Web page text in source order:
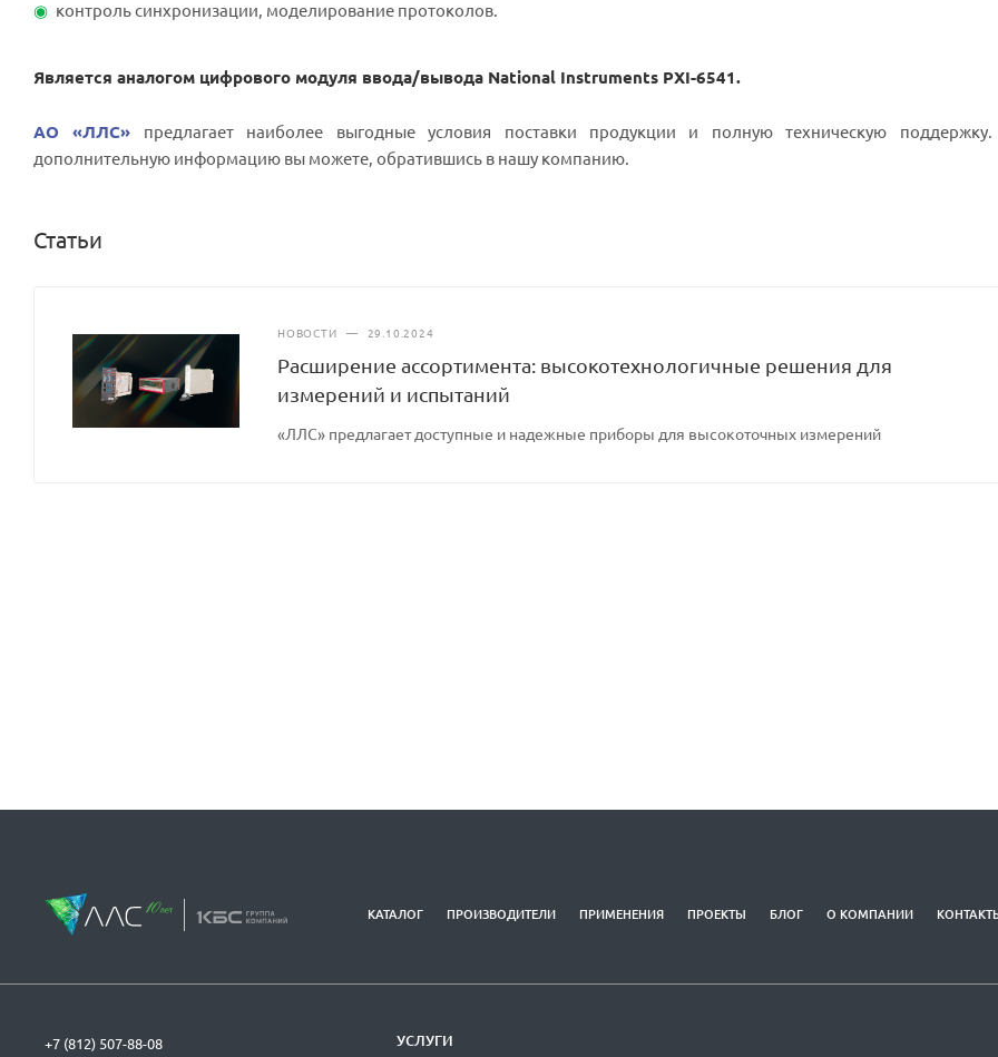
контроль синхронизации, моделирование протоколов.
Является аналогом цифрового модуля ввода/вывода National Instruments PXI-6541.
АО «ЛЛС» предлагает наиболее выгодные условия поставки продукции и полную техническую поддержку.
дополнительную информацию вы можете, обратившись в нашу компанию.
Статьи
НОВОСТИ — 29.10.2024
Расширение ассортимента: высокотехнологичные решения для
измерений и испытаний
«ЛЛС» предлагает доступные и надежные приборы для высокоточных измерений
КАТАЛОГ ПРОИЗВОДИТЕЛИ ПРИМЕНЕНИЯ ПРОЕКТЫ БЛОГ О КОМПАНИИ
+7 (812) 507-88-08 УСЛУГИ